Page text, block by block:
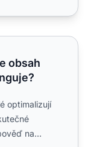
AI citace? Co
obsah
optimalizují
na